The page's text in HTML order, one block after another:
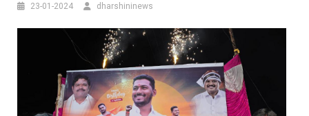
23-01-2024 dharshininews